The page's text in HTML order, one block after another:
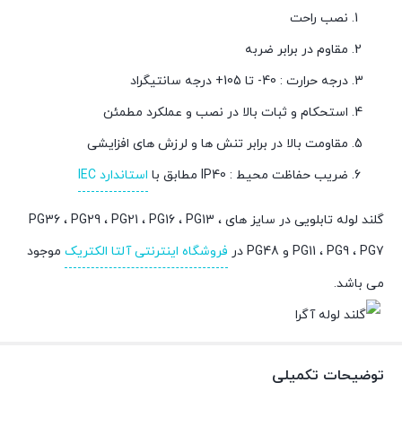
نصب راحت
مقاوم در برابر ضربه
درجه حرارت : 40- تا 105+ درجه سانتيگراد
استحکام و ثبات بالا در نصب و عملکرد مطمئن
مقاومت بالا در برابر تنش ها و لرزش های افزایشی
ضريب حفاظت محيط : IP40 مطابق با
استاندارد IEC
گلند لوله تابلویی در سایز های PG36 ، PG29 ، PG21 ، PG16 ، PG13 ،
PG11 ، PG9 ، PG7 و PG48 در
فروشگاه اینترنتی آلتا الکتریک موجود
می باشد.
توضیحات تکمیلی